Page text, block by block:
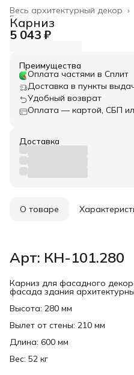
Весь архитектурный декор ›
Главная ›
Карниз
5 043 ₽
Преимущества
Оплата частями в Сплит
Доставка в пункты
Удобный возврат
Оплата — картой, СБП
Доставка
О товаре
Арт: КН-101.280
Карниз для фасадного
фасада здания
Высота: 280 мм
Вылет от стены: 210 мм
Длина: 600 мм
Вес: 52 кг